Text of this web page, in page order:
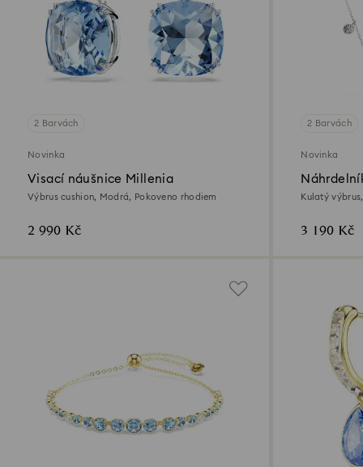
2 Barvách
Novinka
Visací náušnice Millenia
Výbrus cushion, Modrá, Pokoveno rhodiem
2 990 Kč
2 Barvách
Novinka
Kulatý
3 190 Kč